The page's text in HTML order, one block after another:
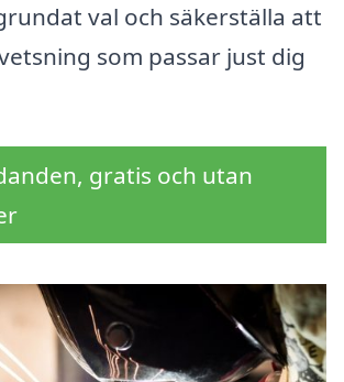
val och säkerställa att
som passar just dig
gratis och utan